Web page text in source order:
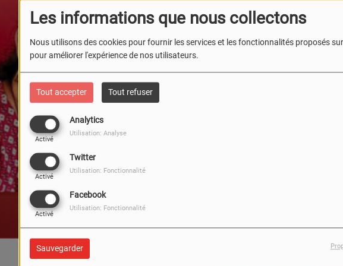
Les informations que nous collectons
Nous utilisons des cookies pour fournir les services et les fonctionnalités proposés
pour améliorer l'expérience de nos utilisateurs.
Tout accepter Tout refuser
Analytics
Activé
Utilisation: Analyse
Twitter
Activé
Utilisation: Fonctionnalité
Facebook
Activé
Utilisation: Fonctionnalité
Sauvegarder